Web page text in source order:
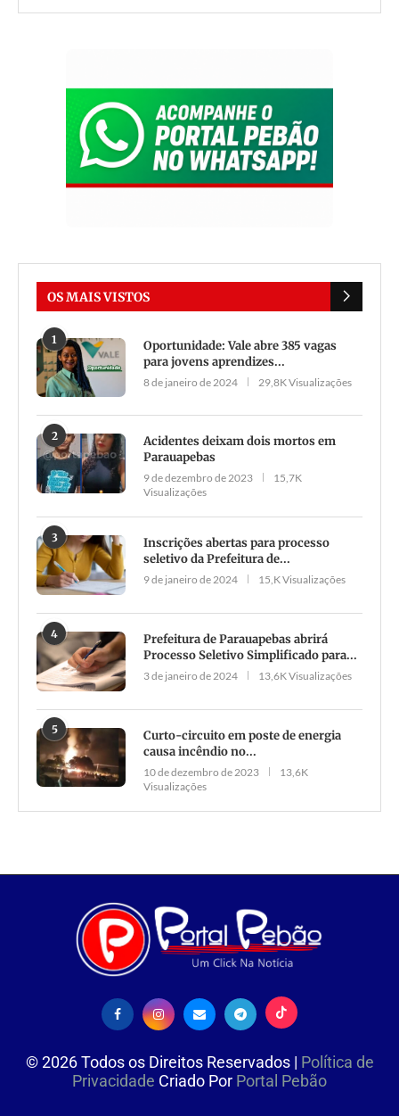
OS MAIS VISTOS
1
Oportunidade: Vale abre 385 vagas
para jovens aprendizes...
8 de janeiro de 2024 29,8K Visualizações
2
Acidentes deixam dois mortos em
Parauapebas
9 de dezembro de 2023
15,7K
Visualizações
3
Inscrições abertas para processo
seletivo da Prefeitura de...
9 de janeiro de 2024 15,K Visualizações
4
Prefeitura de Parauapebas abrirá
Processo Seletivo Simplificado para...
3 de janeiro de 2024 13,6K Visualizações
5
Curto-circuito em poste de energia
causa incêndio no...
10 de dezembro de 2023
13,6K
Visualizações
©2026Todos os Direitos Reservados | Política de
Privacidade Criado Por Portal Pebão